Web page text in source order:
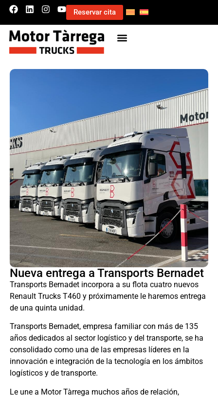
Reservar cita
Nueva entrega a Transports Bernadet
Transports Bernadet incorpora a su flota cuatro nuevos
Renault Trucks T460 y próximamente le haremos entrega
de una quinta unidad.
Transports Bernadet, empresa familiar con más de 135
años dedicados al sector logístico y del transporte, se ha
consolidado como una de las empresas líderes en la
innovación e integración de la tecnología en los ámbitos
logísticos y de transporte.
Le une a Motor Tàrrega muchos años de relación,